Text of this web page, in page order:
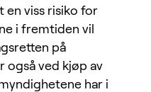
viss risiko for
i fremtiden vil
på
også ved kjøp av
har i